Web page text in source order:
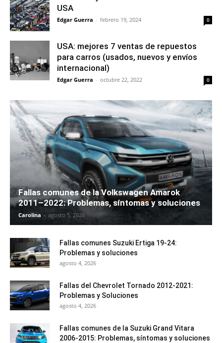
USA
Edgar Guerra - febrero 19, 2024 0
USA: mejores 7 ventas de repuestos
para carros (usados, nuevos y envíos
internacional)
Edgar Guerra - octubre 22, 2022 0
Fallas comunes de la Volkswagen Amarok
2011–2022: Problemas, síntomas y soluciones
Carolina - agosto 5, 2026
Fallas comunes Suzuki Ertiga 19-24:
Problemas y soluciones
agosto 4, 2026
Fallas del Chevrolet Tornado 2012-2021:
Problemas y Soluciones
agosto 4, 2026
Fallas comunes de la Suzuki Grand Vitara
2006-2015: Problemas, síntomas y soluciones